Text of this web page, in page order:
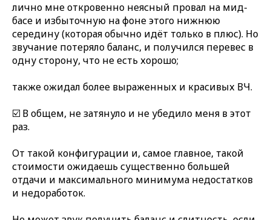
лично мне откровенно неясный провал на мид-
басе и избыточную на фоне этого нижнюю
середину (которая обычно идёт только в плюс). Но
звучание потеряло баланс, и получился перевес в
одну сторону, что не есть хорошо;
также ожидал более выраженных и красивых ВЧ.
☑️ В общем, не затянуло и не убедило меня в этот
раз.
От такой конфигурации и, самое главное, такой
стоимости ожидаешь существенно большей
отдачи и максимального минимума недостатков
и недоработок.